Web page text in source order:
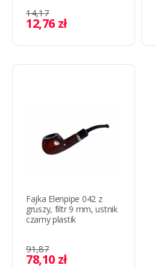
14,17
12,76 zł
Fajka Elenpipe 042 z
gruszy, filtr 9 mm, ustnik
czarny plastik
91,87
78,10 zł